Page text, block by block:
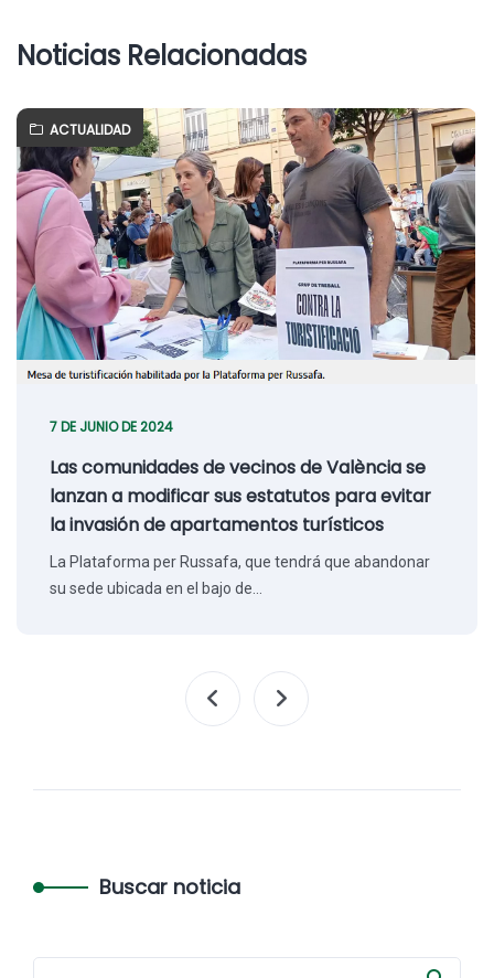
Noticias Relacionadas
ACTUALIDAD
7 DE JUNIO DE 2024
Las comunidades de vecinos de València se
lanzan a modificar sus estatutos para evitar
la invasión de apartamentos turísticos
La Plataforma per Russafa, que tendrá que abandonar
su sede ubicada en el bajo de…
Buscar noticia